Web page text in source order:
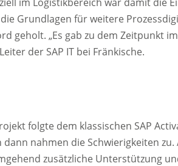
Grundlagen für weitere
geholt. „Es gab zu dem Zeitpunkt
der SAP IT bei Fränkische.
folgte dem klassischen SAP
nahmen die Schwierigkeiten
zusätzliche Unterstützung